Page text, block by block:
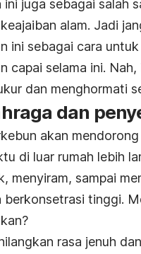
juga sebagai salah
alam. Jadi
ini sebagai cara
capai selama ini.
dan menghormati
dan
akan
di luar rumah lebih
menyiram, sampai
tinggi.
rasa jenuh